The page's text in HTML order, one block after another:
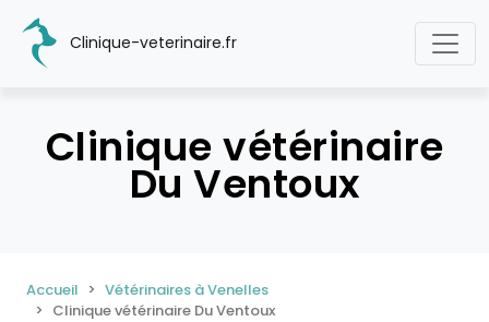
Clinique-veterinaire.fr
Clinique vétérinaire
Du Ventoux
Accueil
Vétérinaires à Venelles
Clinique vétérinaire Du Ventoux